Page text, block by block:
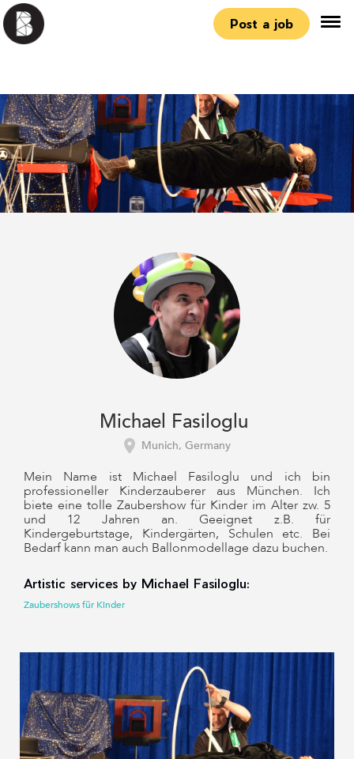
Post a job
Michael Fasiloglu
Munich, Germany
Mein Name ist Michael Fasiloglu und ich bin
professioneller Kinderzauberer aus München. Ich
biete eine tolle Zaubershow für Kinder im Alter zw. 5
und 12 Jahren an. Geeignet z.B. für
Kindergeburtstage, Kindergärten, Schulen etc. Bei
Bedarf kann man auch Ballonmodellage dazu buchen.
Artistic services by Michael Fasiloglu:
Zaubershows für Kinder